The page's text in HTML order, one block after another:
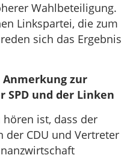
Wahlbeteiligung.
Linkspartei, die zum
sich das Ergebnis
Anmerkung zur
und der Linken
ist, dass der
der CDU und Vertreter